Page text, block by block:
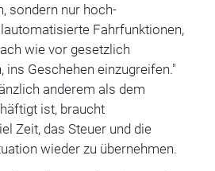
sondern nur hoch-
Fahrfunktionen,
wie vor gesetzlich
ins Geschehen einzugreifen."
anderem als dem
ist, braucht
Zeit, das Steuer und die
wieder zu übernehmen.